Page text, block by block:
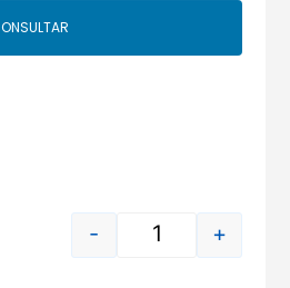
- +